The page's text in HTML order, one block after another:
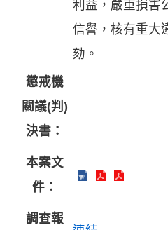
利益，嚴重損害
信譽，核有重大
劾。
懲戒機
關議(判)
決書：
本案文
件：
調查報